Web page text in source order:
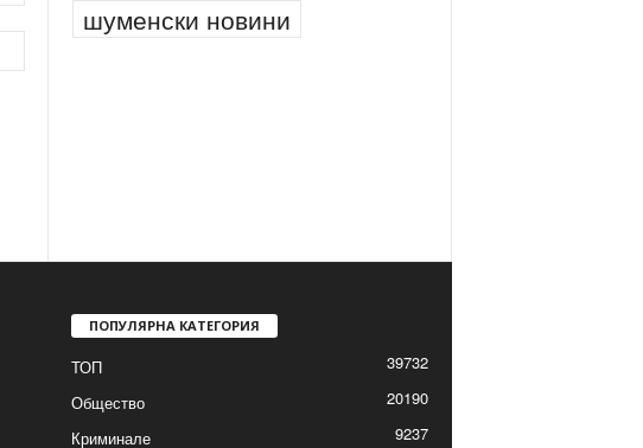
шуменски новини
ПОПУЛЯРНА КАТЕГОРИЯ
ТОП
39732
Общество
20190
Криминале
9237